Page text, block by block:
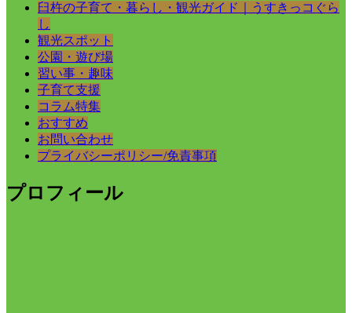
臼杵の子育て・暮らし・観光ガイド｜うすきっコぐら
し
観光スポット
公園・遊び場
習い事・趣味
子育て支援
コラム特集
おすすめ
お問い合わせ
プライバシーポリシー/免責事項
プロフィール